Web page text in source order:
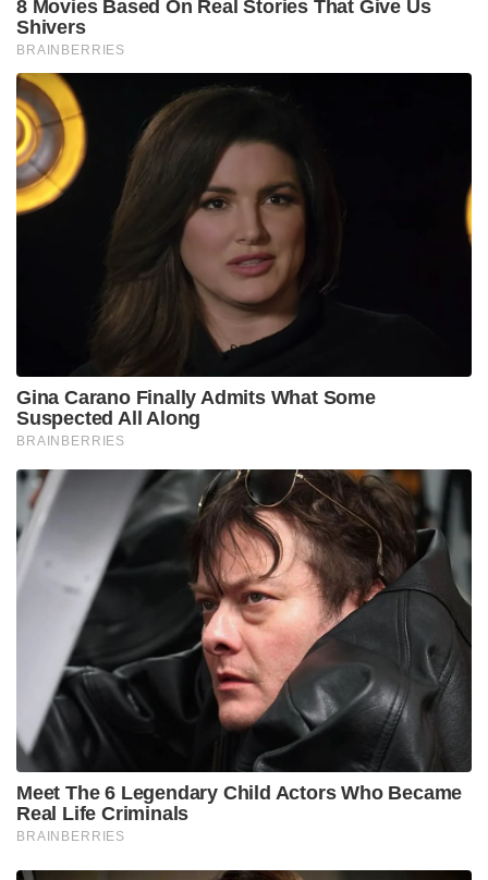
Tags: tamil nadu cm
joseph vijay tamil nadu cm
power centre joseph vijay